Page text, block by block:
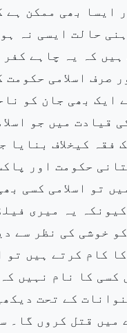
ایسا بھی ممکن
حالت ایسی نہ
کہ یہ چاہے
صرف اسلامی
ایک بھی جان کو
قیادت میں جو
فقہ کیخلاف
حکومت اور
تو اسلامی کسی
کیونکہ یہ میری
خوشی کی نظر سے
کا کام کرتے ہیں
کسی کا نام نہیں
کے تحت
میں قتل کروں گا۔